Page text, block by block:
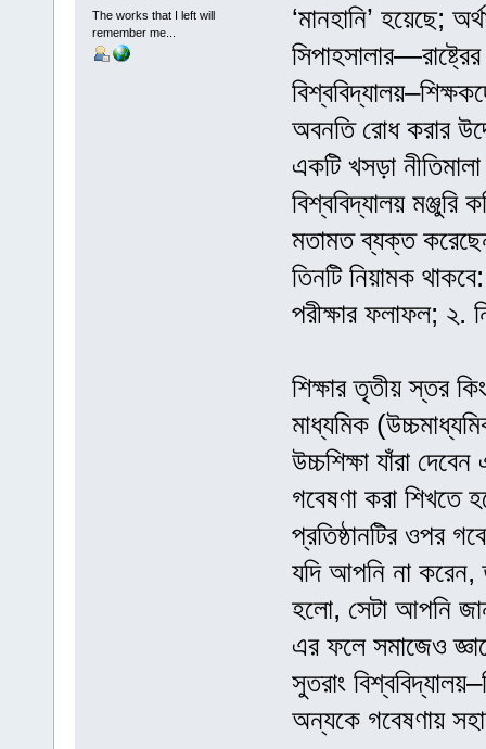
The works that I left will
remember me...
‘মানহানি’ হয়েছে;
অবনতি রোধ করার
একটি খসড়া
বিশ্ববিদ্যালয় মঞ্জুরি
মতামত ব্যক্ত
তিনটি নিয়ামক
পরীক্ষার ফলাফল; ২.
শিক্ষার তৃতীয় স্তর
মাধ্যমিক
উচ্চশিক্ষা যাঁরা
গবেষণা করা শিখতে
প্রতিষ্ঠানটির ওপর
যদি আপনি না করেন,
হলো, সেটা আপনি
এর ফলে সমাজেও
সুতরাং
অন্যকে গবেষণায়